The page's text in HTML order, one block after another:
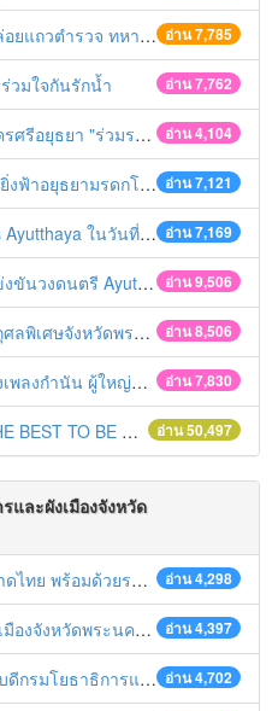
อ่าน 7,785
ส่งรถโดยสาร วินรถตู้ และสถานีรถไฟ เตรียมรับมือเทศกาลสงกรานต์
อ่าน 7,762
วมใจกันรักน้ำ
อ่าน 4,104
า คาดเข็มขัด" เทศกาลสงกรานต์ ปี 2561
อ่าน 7,121
าอยุธยามรดกโลก
อ่าน 7,169
ในวันที่ 15 ธันวาคม 2560
อ่าน 9,506
battle of the bands
อ่าน 8,506
พระนครศรีอยุธยา 2560
อ่าน 7,830
ำนัน ผู้ใหญ่บ้าน ฯลฯ
อ่าน 50,497
BE NUMBER ONE
และผังเมืองจังหวัด
อ่าน 4,298
มาตรวจคันป้องกันน้ำท่วม ณ จังหวัดพระนครศรีอยุธยา
อ่าน 4,397
มการตรวจการจ้างที่ปรึกษา โครงการจัดวางระบบผังโครงข่ายคมนาคมจังหวัดฯ
อ่าน 4,702
จคันป้องกันน้ำท่วม ณ จังหวัดพระนครศรีอยุธยา